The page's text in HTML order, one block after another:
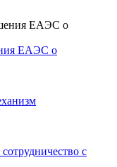
ЕАЭС о
с